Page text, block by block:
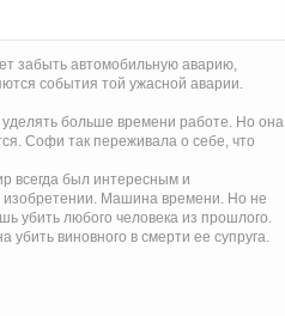
забыть автомобильную аварию,
события той ужасной аварии.
уделять больше времени работе. Но она
Софи так переживала о себе, что
всегда был интересным и
изобретении. Машина времени. Но не
убить любого человека из прошлого.
виновного в смерти ее супруга.